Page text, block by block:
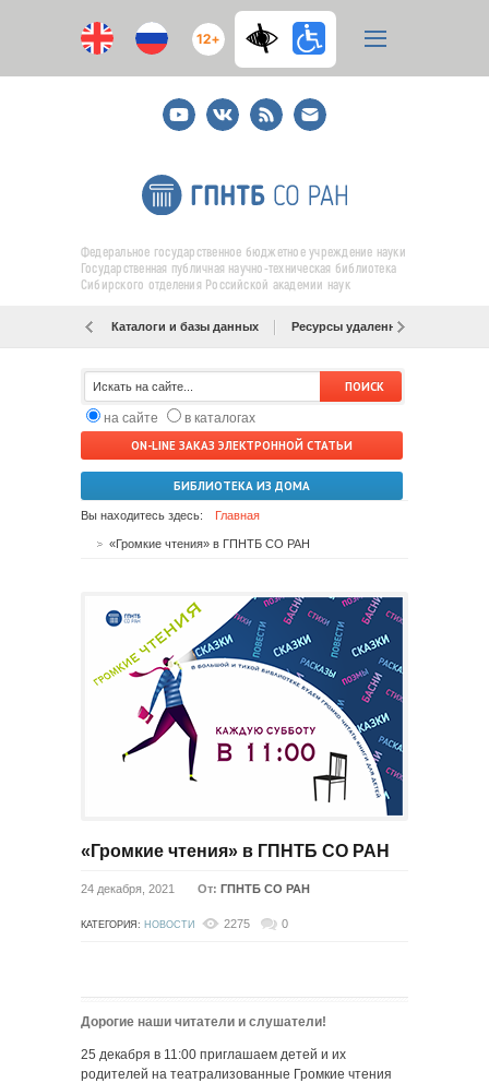
12+
YoutubeВКонтакте
RSS
E-
mail
подписка
Федеральное государственное бюджетное учреждение науки
Государственная публичная научно-техническая библиотека
Сибирского отделения Российской академии наук
Каталоги и базы данных Ресурсы удаленного доступа
на сайте
в каталогах
ON-LINE ЗАКАЗ ЭЛЕКТРОННОЙ СТАТЬИ
БИБЛИОТЕКА ИЗ ДОМА
Вы находитесь здесь: Главная
«Громкие чтения» в ГПНТБ СО РАН
«Громкие чтения» в ГПНТБ СО РАН
24 декабря, 2021 От: ГПНТБ СО РАН
КАТЕГОРИЯ: НОВОСТИ 2275 0
Дорогие наши читатели и слушатели!
25 декабря в 11:00 приглашаем детей и их
родителей на театрализованные Громкие чтения